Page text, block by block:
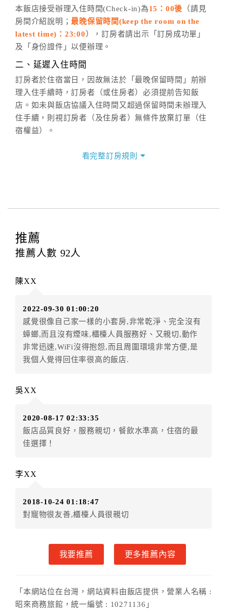
五、客服時間
週一至週日，上午9:00～晚上6:00
六、聯絡方式
(07)9682715 。
本飯店接受辦理入住時間(Check-in)為15：00後 （請見
房間介紹說明；最晚保留時間(keep the room on the
latest time)：23:00），訂房者請出示「訂房成功單」
及「身份證件」以便辦理。
二、延遲入住時間
訂房者於住宿當日，因故無法於「最晚保留時間」前辦
理入住手續時，訂房者（或住房者）必須提前告知飯
店。如未與飯店協議入住時間又超過保留時間未辦理入
住手續，則視訂房者（及住房者）無條件放棄訂單（住
宿權益）。
四、訂單異動
提出申辦不得異動訂單。
每筆訂單異動限定
辦理取消退款。
房者應補足差額。（限原訂飯店）
房者不得要求退其差額。（限原訂飯店）
五、保留住宿權益(保留住房)
．訂房者因故辦理訂單異動，本飯店可接受保留住宿金
額3個月 限原訂飯店），異動完成後不得辦理取消退款。
店客滿，敬請及早計畫，如逾時未提出申辦，視同無條
．每筆訂單異動限定乙次，限原訂飯店，異動完成後不
得辦理取消退款。
．訂單異動後，訂單費用總計大於原訂單費用總計時，
．訂單異動後，訂單費用總計小於原訂單費用總計時，
六、取消訂單
訂房者因故取消訂單辦理退款，依下列標準申辦：
◎住房日4天前辦理者，訂單費用扣除總計25%為手續費
◎住房日1天前辦理者，訂單費用扣除總計45%為手續費
◎住房日當日辦理者，訂單費用扣除總計100%為手續費
◎住房日當日未辦理入住手續者，視同住房，已付訂單
之訂金將全額沒收。
看完整訂房規則
推薦
推薦人數 92人
陳XX
2022-09-30 01:00:20
感覺很像自己家一樣的小套房,非常乾淨、完全沒有
蟑螂,而且沒有煙味,櫃檯人員服務好、又親切,動作
非常迅速,WiFi沒得抱怨,而且周圍環境非常方便,是
我個人覺得回住率很高的飯店.
吳XX
2020-08-17 02:33:35
飯店品質良好，服務親切，餐飲水準高，住宿的最
佳選擇！
李XX
2018-10-24 01:18:47
對寵物很友善,櫃檯人員很親切
我要推薦 更多推薦內容
「本網站位在台灣，網站資料由飯店提供，營業人名稱 :
昭來商務旅館，統一編號 : 10271136」